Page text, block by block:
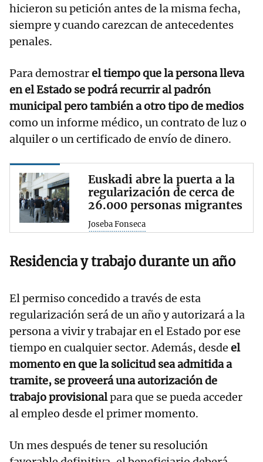
hicieron su petición antes de la misma fecha,
siempre y cuando carezcan de antecedentes
penales.
Para demostrarel tiempo que la persona lleva
en el Estado se podrá recurrir al padrón
municipal pero también a otro tipo de medios
como un informe médico, un contrato de luz o
alquiler o un certificado de envío de dinero.
Euskadi abre la puerta a la
regularización de cerca de
26.000 personas migrantes
Joseba Fonseca
Residencia y trabajo durante un año
El permiso concedido a través de esta
regularización será de un año y autorizará a la
persona a vivir y trabajar en el Estado por ese
tiempo en cualquier sector. Además, desde el
momento en que la solicitud sea admitida a
tramite, se proveerá una autorización de
trabajo provisionalpara que se pueda acceder
al empleo desde el primer momento.
Un mes después de tener su resolución